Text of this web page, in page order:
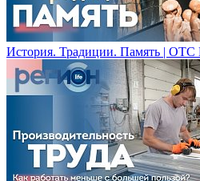
История. Традиции. Память |